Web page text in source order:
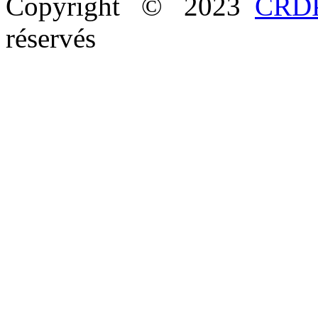
Copyright © 2023
réservés